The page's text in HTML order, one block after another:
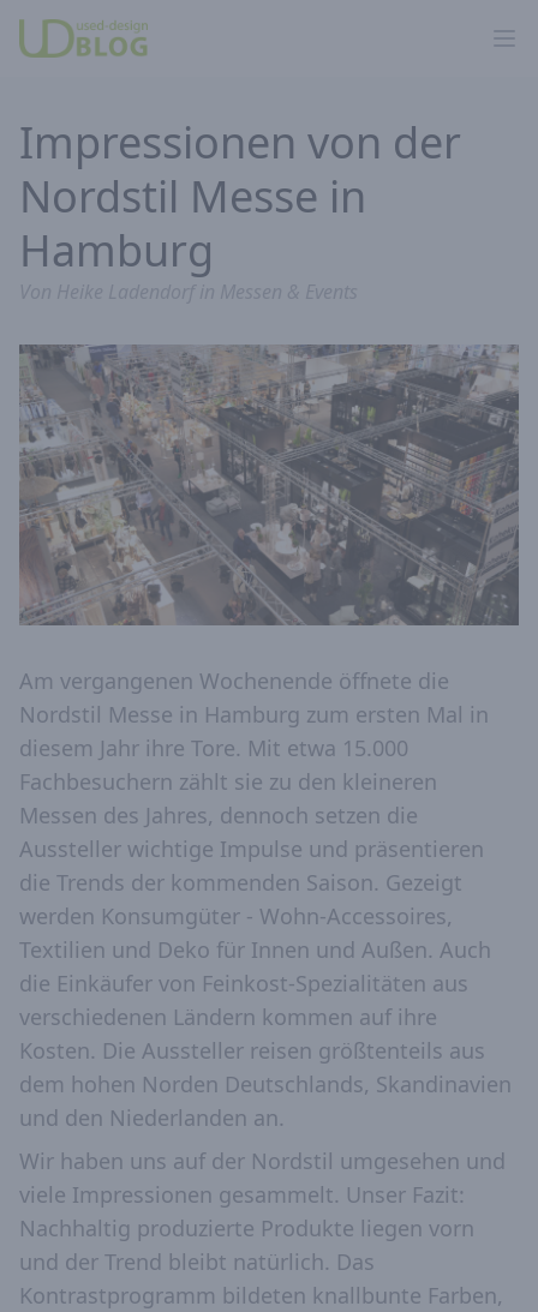
Impressionen von der
Nordstil Messe in
Hamburg
Am vergangenen Wochenende öffnete die
Nordstil Messe in Hamburg zum ersten Mal in
diesem Jahr ihre Tore. Mit etwa 15.000
Fachbesuchern zählt sie zu den kleineren
Messen des Jahres, dennoch setzen die
Aussteller wichtige Impulse und präsentieren
die Trends der kommenden Saison. Gezeigt
werden Konsumgüter - Wohn-Accessoires,
Textilien und Deko für Innen und Außen. Auch
die Einkäufer von Feinkost-Spezialitäten aus
verschiedenen Ländern kommen auf ihre
Kosten. Die Aussteller reisen größtenteils aus
dem hohen Norden Deutschlands, Skandinavien
und den Niederlanden an.
Wir haben uns auf der Nordstil umgesehen und
viele Impressionen gesammelt. Unser Fazit:
Nachhaltig produzierte Produkte liegen vorn
und der Trend bleibt natürlich. Das
Kontrastprogramm bildeten knallbunte Farben,